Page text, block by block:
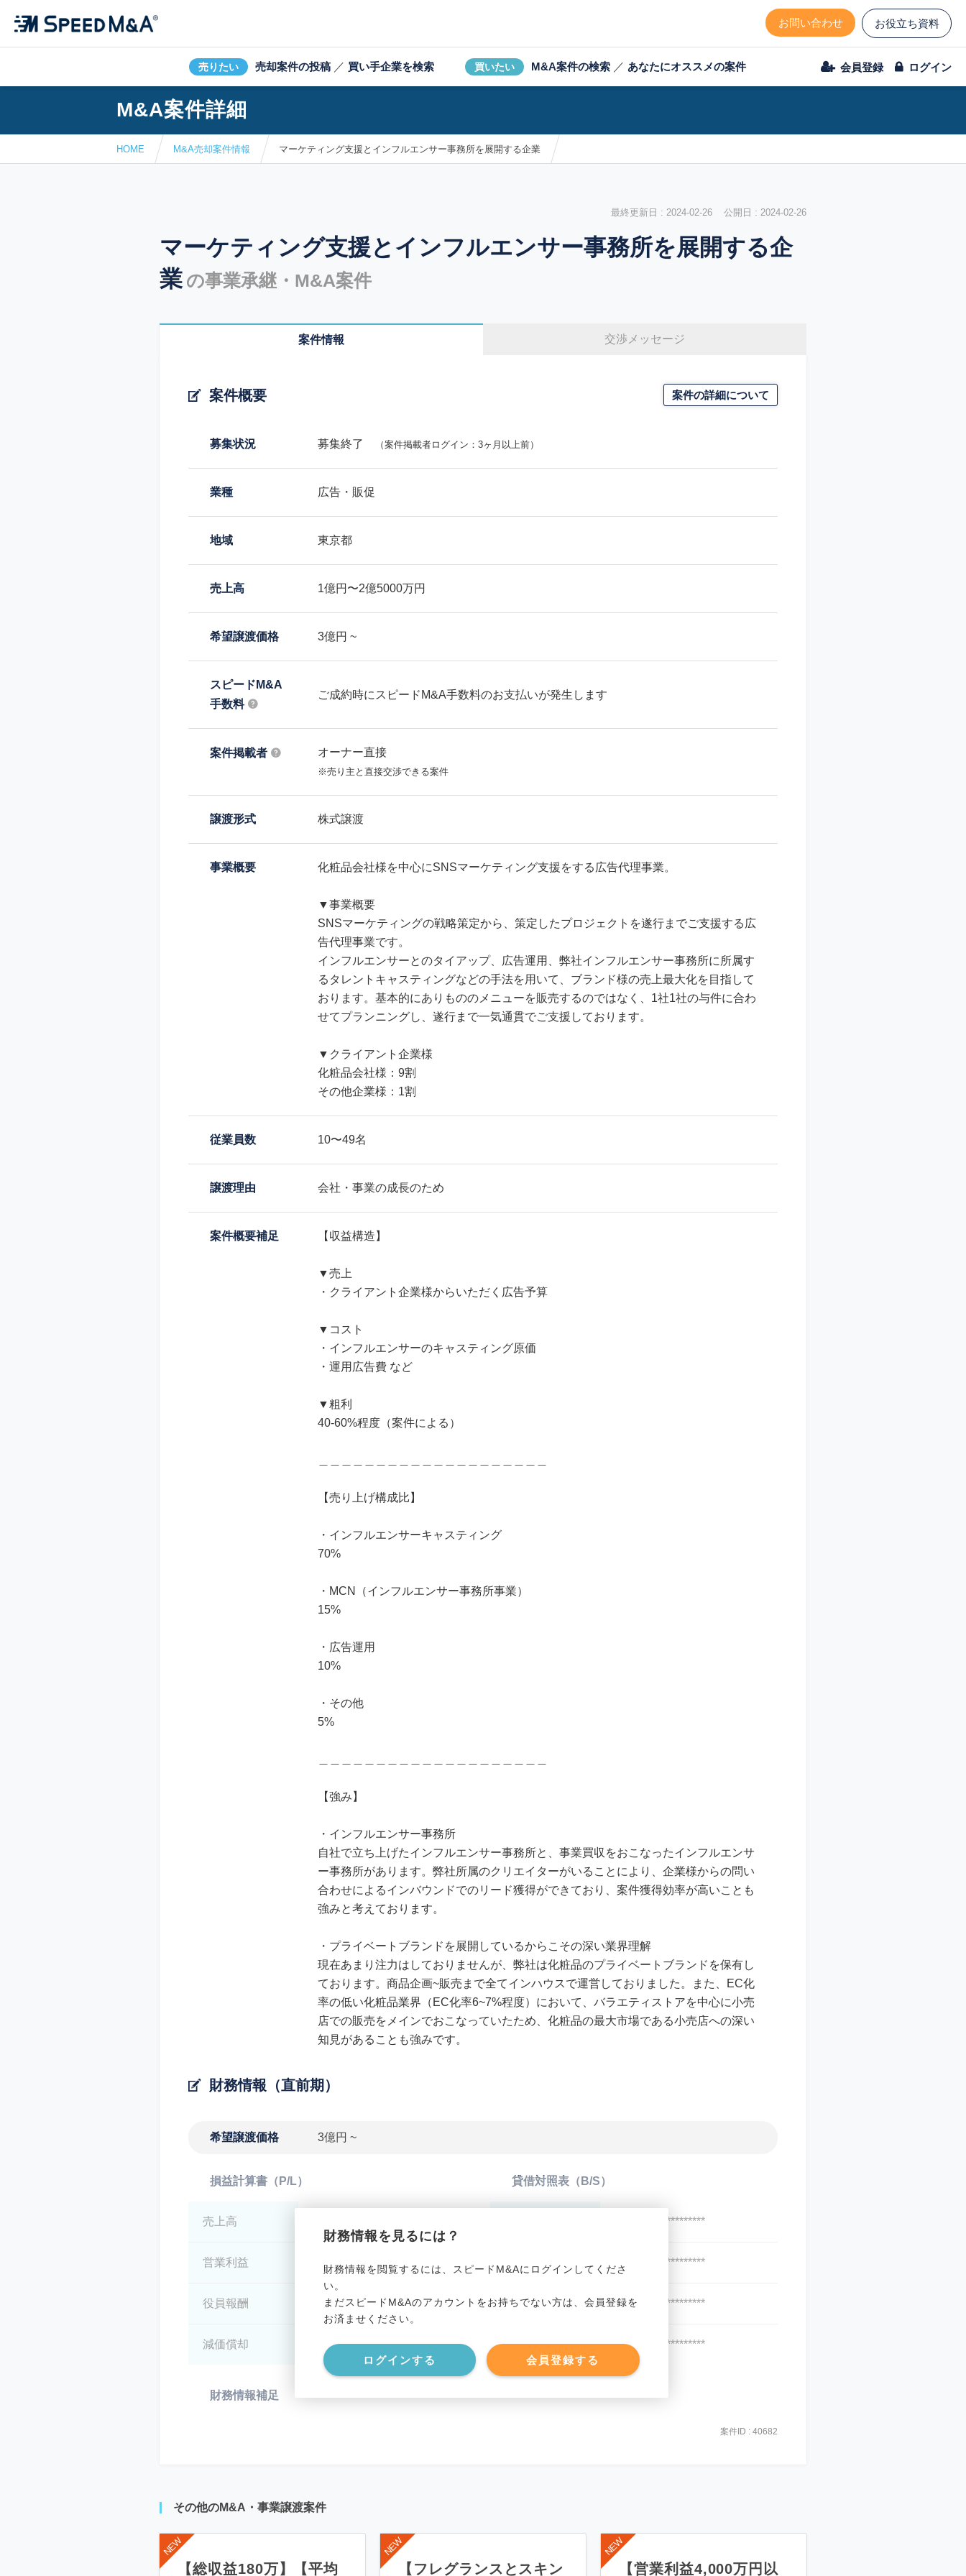
お問い合わせ お役立ち資料
売りたい 売却案件の投稿 ／ 買い手企業を検索 買いたい M&A案件の検索 ／ あなたにオススメの案件 会員登録 ログイン
M&A案件詳細
HOME M&A売却案件情報 マーケティング支援とインフルエンサー事務所を展開する企業
最終更新日 : 2024-02-26 公開日 : 2024-02-26
マーケティング支援とインフルエンサー事務所を展開する企
業 の事業承継・M&A案件
案件情報 交渉メッセージ
案件概要 案件の詳細について
募集状況 募集終了 （案件掲載者ログイン：3ヶ月以上前）
業種 広告・販促
地域 東京都
売上高 1億円〜2億5000万円
希望譲渡価格 3億円 ~
スピードM&A
手数料
ご成約時にスピードM&A手数料のお支払いが発生します
案件掲載者 オーナー直接
※売り主と直接交渉できる案件
譲渡形式 株式譲渡
事業概要 化粧品会社様を中心にSNSマーケティング支援をする広告代理事業。
▼事業概要
SNSマーケティングの戦略策定から、策定したプロジェクトを遂行までご支援する広
告代理事業です。
インフルエンサーとのタイアップ、広告運用、弊社インフルエンサー事務所に所属す
るタレントキャスティングなどの手法を用いて、ブランド様の売上最大化を目指して
おります。基本的にありもののメニューを販売するのではなく、1社1社の与件に合わ
せてプランニングし、遂行まで一気通貫でご支援しております。
▼クライアント企業様
化粧品会社様：9割
その他企業様：1割
従業員数 10〜49名
譲渡理由 会社・事業の成長のため
案件概要補足 【収益構造】
▼売上
・クライアント企業様からいただく広告予算
▼コスト
・インフルエンサーのキャスティング原価
・運用広告費 など
▼粗利
40-60%程度（案件による）
【売り上げ構成比】
・インフルエンサーキャスティング
70%
・MCN（インフルエンサー事務所事業）
15%
・広告運用
10%
・その他
5%
【強み】
・インフルエンサー事務所
自社で立ち上げたインフルエンサー事務所と、事業買収をおこなったインフルエンサ
ー事務所があります。弊社所属のクリエイターがいることにより、企業様からの問い
合わせによるインバウンドでのリード獲得ができており、案件獲得効率が高いことも
強みと考えております。
・プライベートブランドを展開しているからこその深い業界理解
現在あまり注力はしておりませんが、弊社は化粧品のプライベートブランドを保有し
ております。商品企画~販売まで全てインハウスで運営しておりました。また、EC化
率の低い化粧品業界（EC化率6~7%程度）において、バラエティストアを中心に小売
店での販売をメインでおこなっていたため、化粧品の最大市場である小売店への深い
知見があることも強みです。
財務情報（直前期）
希望譲渡価格 3億円 ~
財務情報を見るには？
財務情報を閲覧するには、スピードM&Aにログインしてくださ
い。
まだスピードM&Aのアカウントをお持ちでない方は、会員登録を
お済ませください。
ログインする 会員登録する
損益計算書（P/L）
売上高
営業利益 ********************
役員報酬 ********************
減価償却 ********************
貸借対照表（B/S）
********************
有利子負債 ********************
純資産 ********************
現預金 ********************
財務情報補足 ********************
案件ID : 40682
その他のM&A・事業譲渡案件
【総収益180万】【平均 【フレグランスとスキン 【営業利益4,000万円以